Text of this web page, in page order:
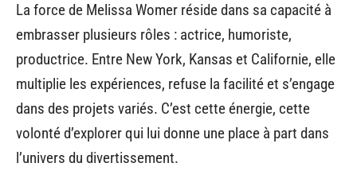
La force de Melissa Womer réside dans sa capacité à
embrasser plusieurs rôles : actrice, humoriste,
productrice. Entre New York, Kansas et Californie, elle
multiplie les expériences, refuse la facilité et s’engage
dans des projets variés. C’est cette énergie, cette
volonté d’explorer qui lui donne une place à part dans
l’univers du divertissement.